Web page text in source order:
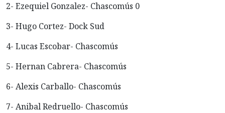
2- Ezequiel Gonzalez- Chascomús 0
3- Hugo Cortez- Dock Sud
4- Lucas Escobar- Chascomús
5- Hernan Cabrera- Chascomús
6- Alexis Carballo- Chascomús
7- Anibal Redruello- Chascomús